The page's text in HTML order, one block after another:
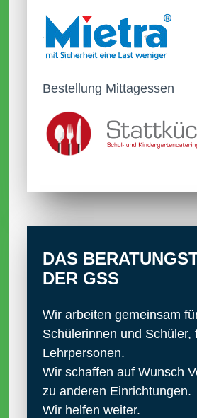
27.08.2025
Bestellung Mittagessen
DAS
DER GSS
Wir arbeiten gemeinsam
Schülerinnen und Schüler,
Lehrpersonen.
Wir schaffen auf Wunsch
zu anderen Einrichtungen.
Wir helfen weiter.